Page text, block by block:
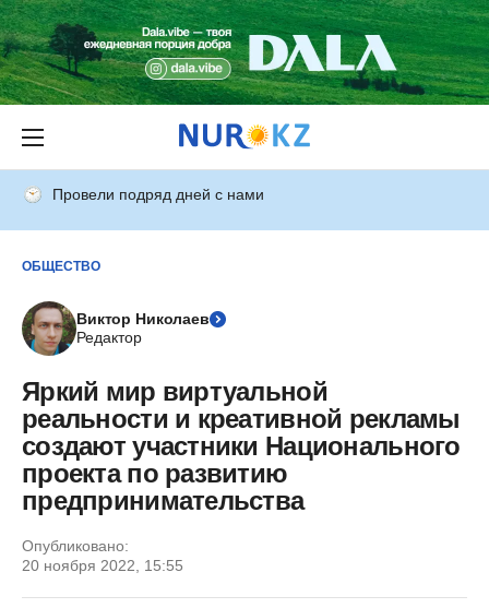
Провели подряд дней с нами
ОБЩЕСТВО
Виктор Николаев
Редактор
Яркий мир виртуальной
реальности и креативной рекламы
создают участники Национального
проекта по развитию
предпринимательства
Опубликовано:
20 ноября 2022, 15:55